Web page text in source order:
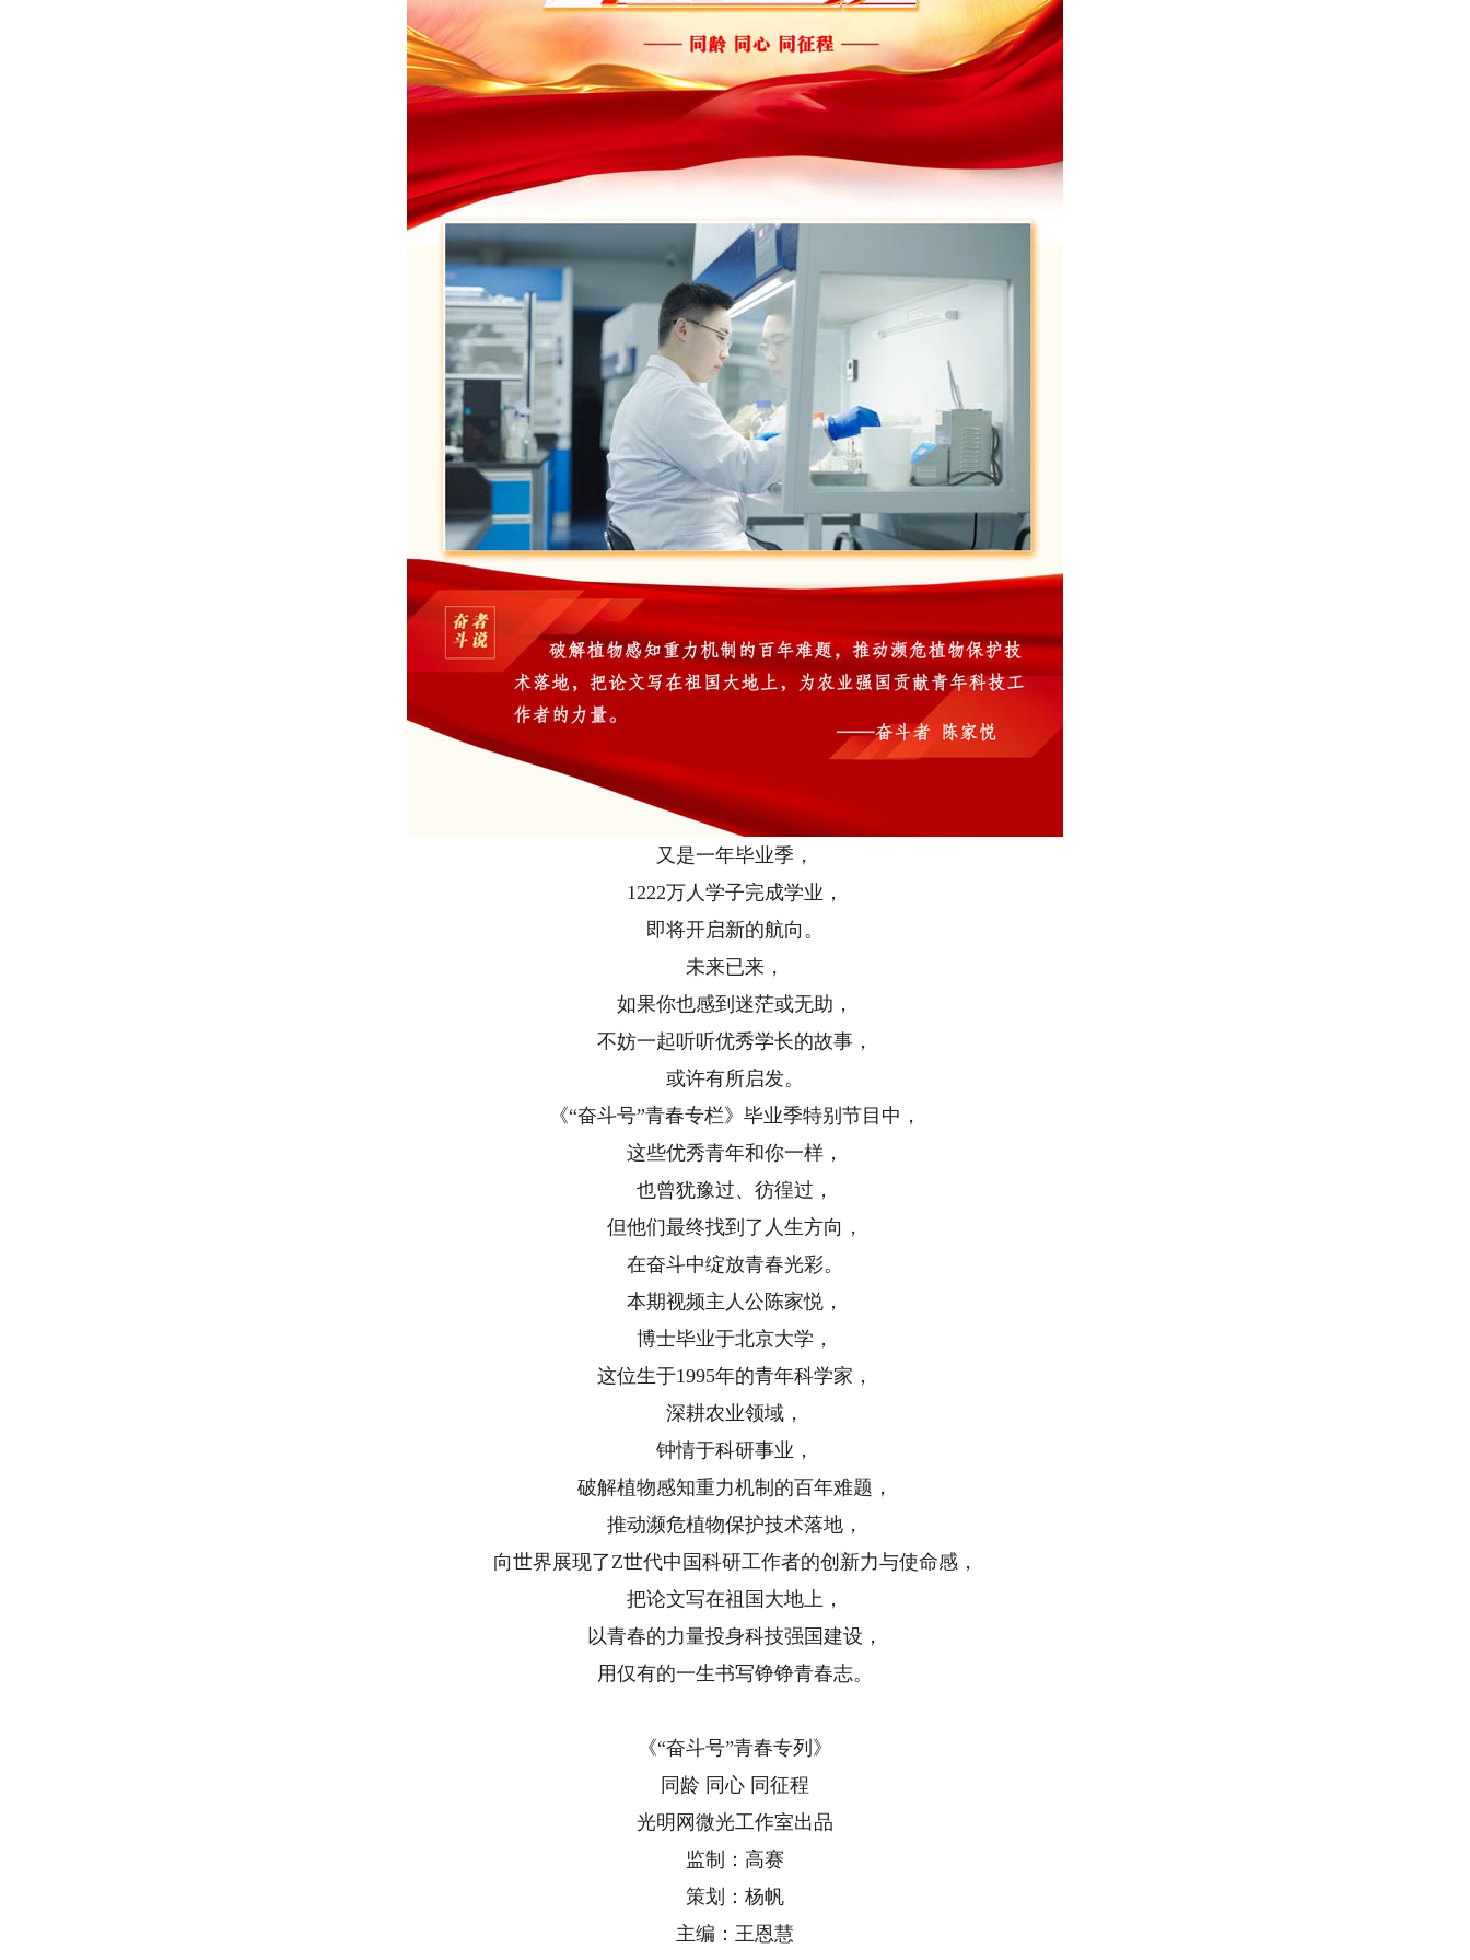
又是一年毕业季，
1222万人学子完成学业，
即将开启新的航向。
未来已来，
如果你也感到迷茫或无助，
不妨一起听听优秀学长的故事，
或许有所启发。
《“奋斗号”青春专栏》毕业季特别节目中，
这些优秀青年和你一样，
也曾犹豫过、彷徨过，
但他们最终找到了人生方向，
在奋斗中绽放青春光彩。
本期视频主人公陈家悦，
博士毕业于北京大学，
这位生于1995年的青年科学家，
深耕农业领域，
钟情于科研事业，
破解植物感知重力机制的百年难题，
推动濒危植物保护技术落地，
向世界展现了Z世代中国科研工作者的创新力与使命感，
把论文写在祖国大地上，
以青春的力量投身科技强国建设，
用仅有的一生书写铮铮青春志。
《“奋斗号”青春专列》
同龄 同心 同征程
光明网微光工作室出品
监制：高赛
策划：杨帆
主编：王恩慧